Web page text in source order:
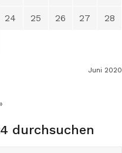
Juni 2020
24 25 26 27 28
durchsuchen